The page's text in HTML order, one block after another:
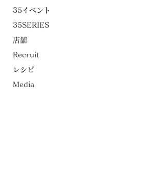
35イベント
35SERIES
店舗
Recruit
レシピ
Media